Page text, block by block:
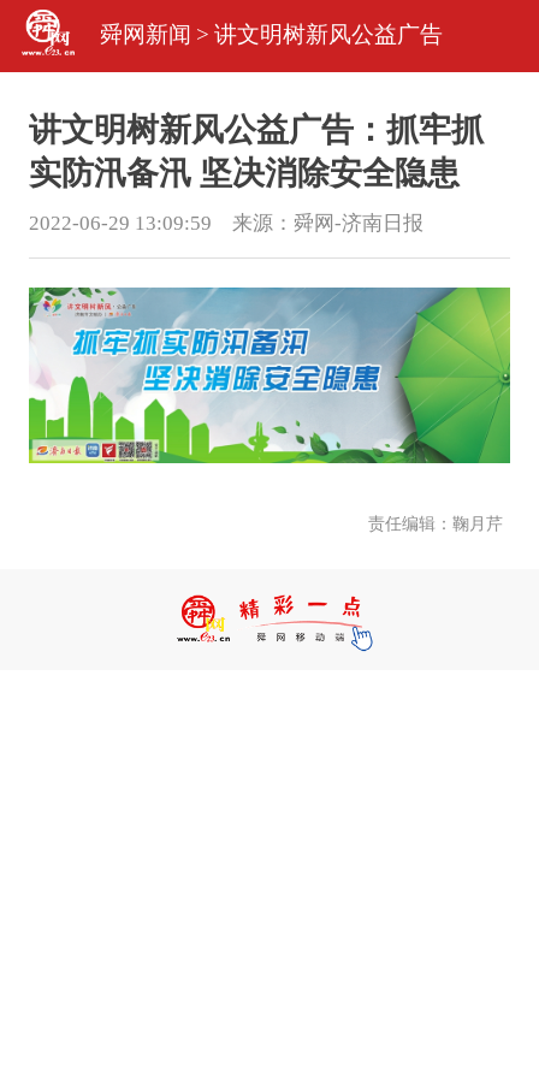
舜网新闻 > 讲文明树新风公益广告
讲文明树新风公益广告：抓牢抓
实防汛备汛 坚决消除安全隐患
2022-06-29 13:09:59 来源： 舜网-济南日报
责任编辑：鞠月芹